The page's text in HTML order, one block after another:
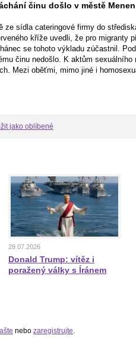
činu došlo v městě
ze sídla cateringové firmy do
kříže uvedli, že pro migranty
se tohoto výkladu zúčastnil.
činu nedošlo. K aktům
Mezi oběťmi, mimo jiné i
jako oblíbené
28.07.2026
Donald Trump: vítěz i
poražený války s Íránem
nebo zaregistrujte.